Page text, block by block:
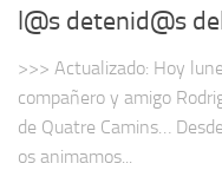
l@s detenid@s
>>> Actualizado: Hoy
compañero y amigo
de Quatre Camins…
os animamos...